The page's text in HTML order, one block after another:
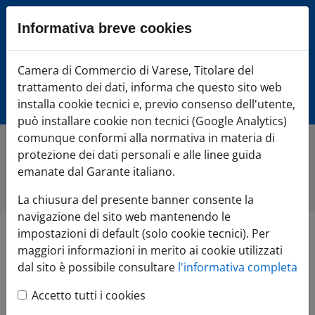
Sezione salto blocchi
Vai alla sezione dedicata alle informazioni correlate
Vai al footer
Camera di Commercio Varese
Home»Comunicazione»Tutte le notizie»Domicilio
digitale dell'amministratore di società: nessun termine al
30 giugno 2025
Domicilio digitale
dell'amministratore di
Informativa breve cookies
Camera di Commercio di Varese, Titolare del
trattamento dei dati, informa che questo sito web
installa cookie tecnici e, previo consenso dell'utente,
può installare cookie non tecnici (Google Analytics)
comunque conformi alla normativa in materia di
protezione dei dati personali e alle linee guida
emanate dal Garante italiano.
La chiusura del presente banner consente la
navigazione del sito web mantenendo le
impostazioni di default (solo cookie tecnici). Per
maggiori informazioni in merito ai cookie utilizzati
dal sito è possibile consultare l'informativa completa
Accetto tutti i cookies